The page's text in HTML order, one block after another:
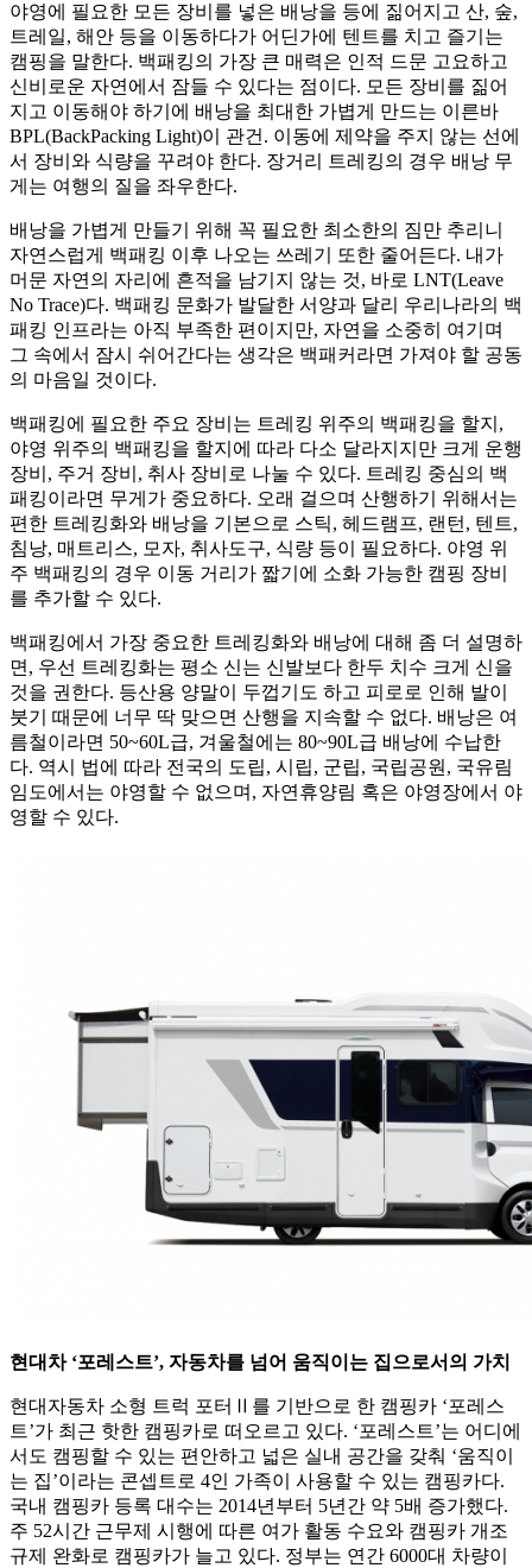
야영에 필요한 모든 장비를 넣은 배낭을 등에 짊어지고 산, 숲,
트레일, 해안 등을 이동하다가 어딘가에 텐트를 치고 즐기는
캠핑을 말한다. 백패킹의 가장 큰 매력은 인적 드문 고요하고
신비로운 자연에서 잠들 수 있다는 점이다. 모든 장비를 짊어
지고 이동해야 하기에 배낭을 최대한 가볍게 만드는 이른바
BPL(BackPacking Light)이 관건. 이동에 제약을 주지 않는 선에
서 장비와 식량을 꾸려야 한다. 장거리 트레킹의 경우 배낭 무
게는 여행의 질을 좌우한다.
배낭을 가볍게 만들기 위해 꼭 필요한 최소한의 짐만 추리니
자연스럽게 백패킹 이후 나오는 쓰레기 또한 줄어든다. 내가
머문 자연의 자리에 흔적을 남기지 않는 것, 바로 LNT(Leave
No Trace)다. 백패킹 문화가 발달한 서양과 달리 우리나라의 백
패킹 인프라는 아직 부족한 편이지만, 자연을 소중히 여기며
그 속에서 잠시 쉬어간다는 생각은 백패커라면 가져야 할 공동
의 마음일 것이다.
백패킹에 필요한 주요 장비는 트레킹 위주의 백패킹을 할지,
야영 위주의 백패킹을 할지에 따라 다소 달라지지만 크게 운행
장비, 주거 장비, 취사 장비로 나눌 수 있다. 트레킹 중심의 백
패킹이라면 무게가 중요하다. 오래 걸으며 산행하기 위해서는
편한 트레킹화와 배낭을 기본으로 스틱, 헤드램프, 랜턴, 텐트,
침낭, 매트리스, 모자, 취사도구, 식량 등이 필요하다. 야영 위
주 백패킹의 경우 이동 거리가 짧기에 소화 가능한 캠핑 장비
를 추가할 수 있다.
백패킹에서 가장 중요한 트레킹화와 배낭에 대해 좀 더 설명하
면, 우선 트레킹화는 평소 신는 신발보다 한두 치수 크게 신을
것을 권한다. 등산용 양말이 두껍기도 하고 피로로 인해 발이
붓기 때문에 너무 딱 맞으면 산행을 지속할 수 없다. 배낭은 여
름철이라면 50~60L급, 겨울철에는 80~90L급 배낭에 수납한
다. 역시 법에 따라 전국의 도립, 시립, 군립, 국립공원, 국유림
임도에서는 야영할 수 없으며, 자연휴양림 혹은 야영장에서 야
영할 수 있다.
현대차 ‘포레스트’, 자동차를 넘어 움직이는 집으로서의 가치
현대자동차 소형 트럭 포터Ⅱ를 기반으로 한 캠핑카 ‘포레스
트’가 최근 핫한 캠핑카로 떠오르고 있다. ‘포레스트’는 어디에
서도 캠핑할 수 있는 편안하고 넓은 실내 공간을 갖춰 ‘움직이
는 집’이라는 콘셉트로 4인 가족이 사용할 수 있는 캠핑카다.
국내 캠핑카 등록 대수는 2014년부터 5년간 약 5배 증가했다.
주 52시간 근무제 시행에 따른 여가 활동 수요와 캠핑카 개조
규제 완화로 캠핑카가 늘고 있다. 정부는 연간 6000대 차량이